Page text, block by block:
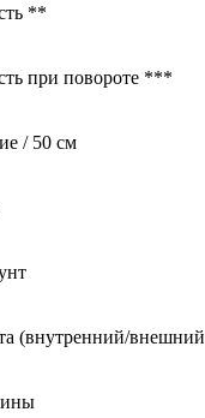
**
при повороте ***
/ 50 см
(внутренний/внешний